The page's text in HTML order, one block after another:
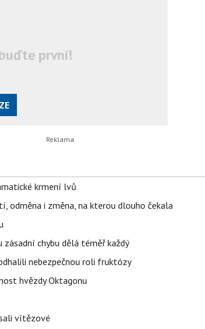
první!
krmení lvů
odměna i změna, na kterou dlouho čekala
chybu dělá téměř každý
nebezpečnou roli fruktózy
hvězdy Oktagonu
vítězové